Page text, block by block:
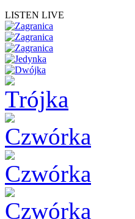
LISTEN LIVE